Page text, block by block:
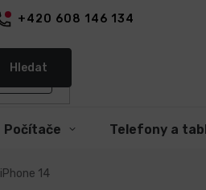
+420 608 146 134
Hledat
Počítače Telefony a
iPhone 14